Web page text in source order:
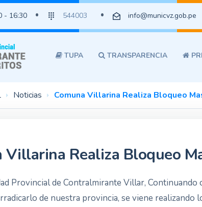
- 16:30 544003 info@municvz.gob.pe
TUPA TRANSPARENCIA
Noticias Comuna Villarina Realiza Bloqueo
Villarina Realiza Bloqueo
Provincial de Contralmirante Villar,
de nuestra provincia, se viene